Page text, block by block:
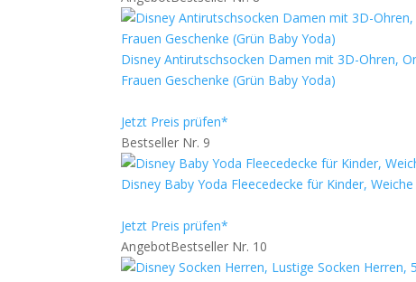
Disney Antirutschsocken Damen mit 3D-Ohren,
Frauen Geschenke (Grün Baby Yoda)
Jetzt Preis prüfen*
Bestseller Nr. 9
Disney Baby Yoda Fleecedecke für Kinder,
Jetzt Preis prüfen*
AngebotBestseller Nr. 10